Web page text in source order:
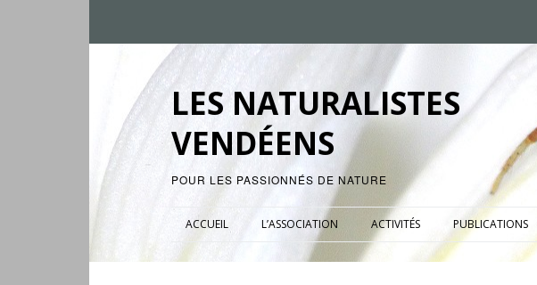
LES NATURALISTES
VENDÉENS
POUR LES PASSIONNÉS DE NATURE
ACCUEIL L’ASSOCIATION ACTIVITÉS PUBLICATIONS